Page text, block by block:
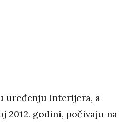
uređenju interijera, a
2012. godini, počivaju na